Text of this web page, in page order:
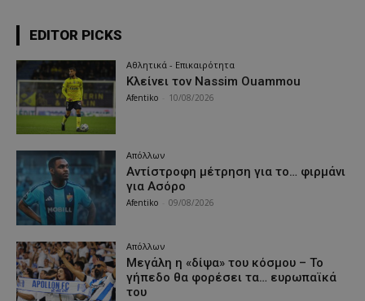
EDITOR PICKS
Αθλητικά - Επικαιρότητα
Κλείνει τον Nassim Ouammou
Afentiko 10/08/2026
Απόλλων
Αντίστροφη μέτρηση για το… φιρμάνι
για Ασόρο
Afentiko 09/08/2026
Απόλλων
Μεγάλη η «δίψα» του κόσμου – Το
γήπεδο θα φορέσει τα… ευρωπαϊκά
του